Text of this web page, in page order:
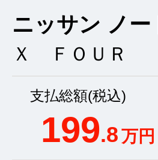
ニッサン ノ
Ｘ ＦＯＵＲ
支払総額(税込)
199.8万円